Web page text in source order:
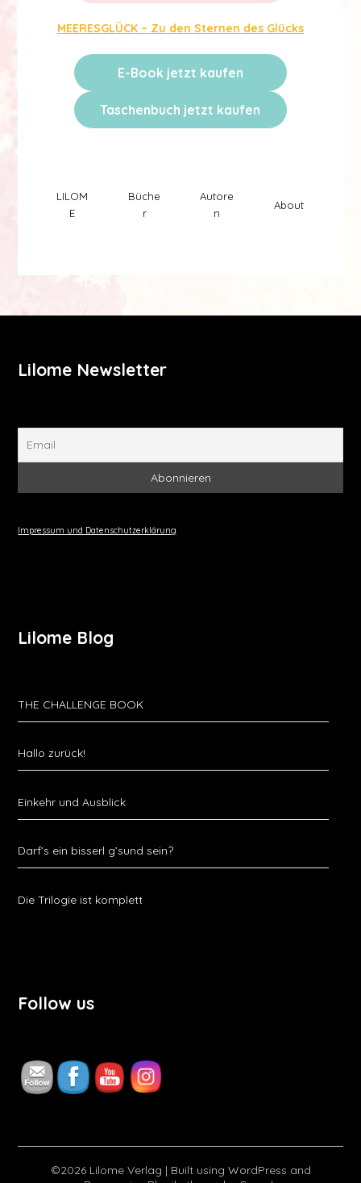
MEERESGLÜCK – Zu den Sternen des Glücks
E-Book jetzt kaufen
Taschenbuch jetzt kaufen
LILOM
E
Büche
r
Autore
n
About
Lilome Newsletter
Impressum und Datenschutzerklärung
Lilome Blog
THE CHALLENGE BOOK
Hallo zurück!
Einkehr und Ausblick
Darf’s ein bisserl g’sund sein?
Die Trilogie ist komplett
Follow us
©2026 Lilome Verlag | Built using WordPress and